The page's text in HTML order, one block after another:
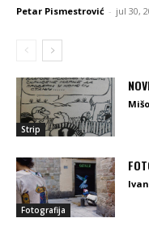
Petar Pismestrović - jul 30,
Strip
Fotografija